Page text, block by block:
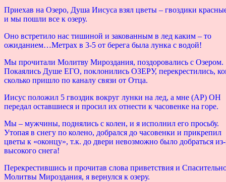
Приехав на Озеро, Душа Иисуса взял цветы – гвоздики
и мы пошли все к озеру.
Оно встретило нас тишиной и закованным в лед каким – то
ожиданием…Метрах в 3-5 от берега была лунка с водой!
Мы прочитали Молитву Мироздания, поздоровались с Озером.
Покаялись Душе ЕГО, поклонились ОЗЕРУ, перекрестились,
сколько пришло по каналу связи от Отца.
Иисус положил 5 гвоздик вокруг лунки на лед, а мне (АР) ОН
передал оставшиеся и просил их отнести к часовенке на горе.
Мы – мужчины, поднялись с колен, и я исполнил его просьбу.
Утопая в снегу по колено, добрался до часовенки и прикрепил
цветы к «оконцу», т.к. до двери невозможно было добраться из-
высокого снега!
Перекрестившись и прочитав слова приветствия и
Молитвы Мироздания, я вернулся к озеру.